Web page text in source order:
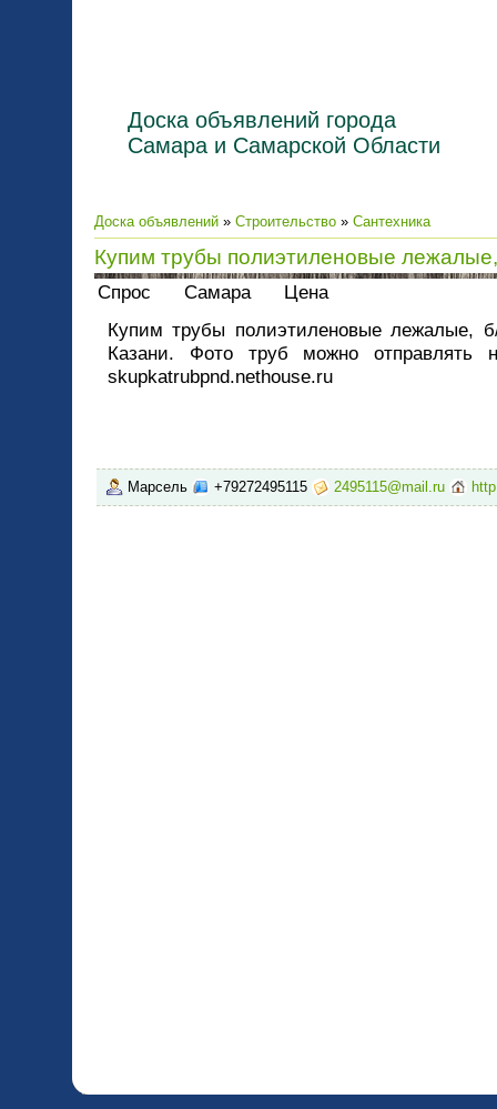
Доска объявлений города
Самара и Самарской Области
Доска объявлений » Строительство » Сантехника
Купим трубы полиэтиленовые
Спрос Самара Цена
Купим трубы полиэтиленовые лежалые,
Казани. Фото труб можно отправлять
skupkatrubpnd.nethouse.ru
Марсель +79272495115 2495115@mail.ru